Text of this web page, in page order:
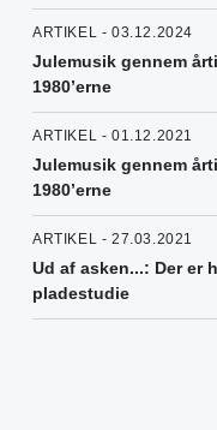
ARTIKEL - 03.12.2024
Julemusik gennem
1980’erne
ARTIKEL - 01.12.2021
Julemusik gennem
1980’erne
ARTIKEL - 27.03.2021
Ud af asken...: Der er
pladestudie